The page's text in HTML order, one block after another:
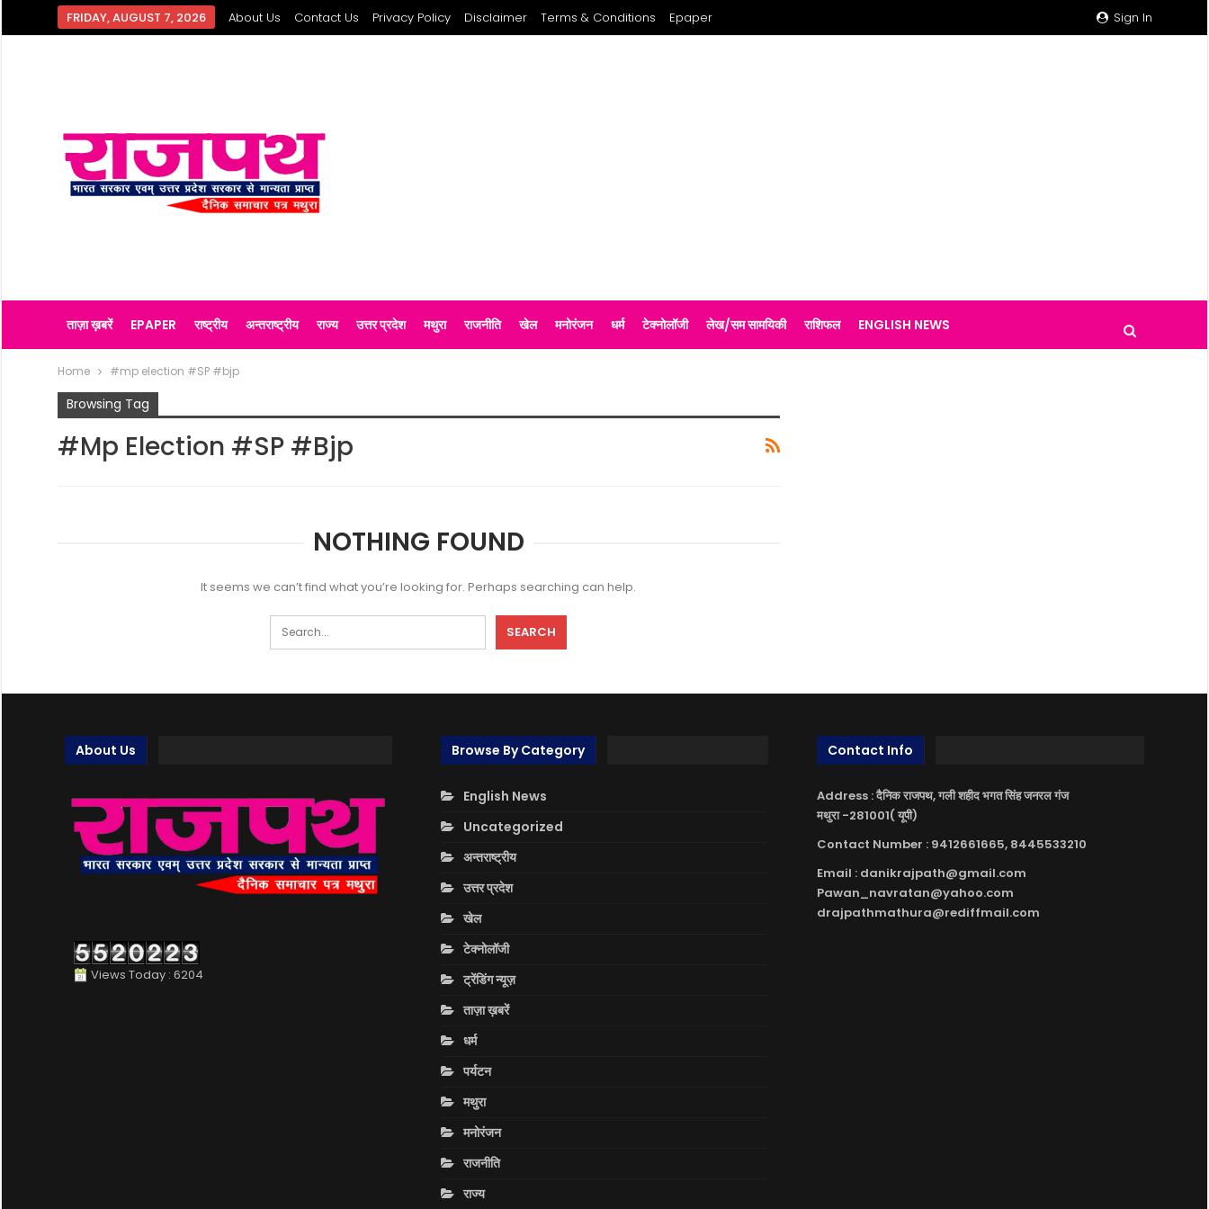
Sign In
FRIDAY, AUGUST 7, 2026 About Us Contact Us Privacy Policy Disclaimer Terms & Conditions Epaper
ताज़ा ख़बरें EPAPER राष्ट्रीय अन्तराष्ट्रीय राज्य उत्तर प्रदेश मथुरा राजनीति खेल मनोरंजन धर्म टेक्नोलॉजी लेख/सम सामयिकी राशिफल ENGLISH NEWS
Home #mp election #SP #bjp
Browsing Tag
#mp Election #SP #bjp
NOTHING FOUND
It seems we can’t find what you’re looking for. Perhaps searching can help.
About Us
Views Today : 6204
Browse By Category
English News
Uncategorized
अन्तराष्ट्रीय
उत्तर प्रदेश
खेल
टेक्नोलॉजी
ट्रेंडिंग न्यूज़
ताज़ा ख़बरें
धर्म
पर्यटन
मथुरा
मनोरंजन
राजनीति
राज्य
Contact Info
Address : दैनिक राजपथ, गली शहीद भगत सिंह जनरल गंज
मथुरा -281001( यूपी)
Contact Number : 9412661665, 8445533210
Email : danikrajpath@gmail.com
Pawan_navratan@yahoo.com
drajpathmathura@rediffmail.com